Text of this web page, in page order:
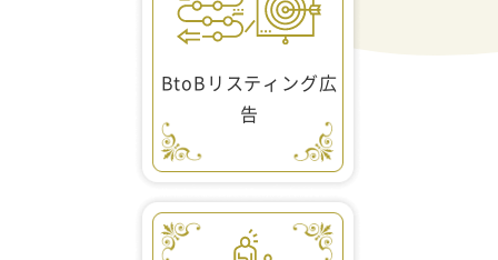
BtoBリスティング広
告